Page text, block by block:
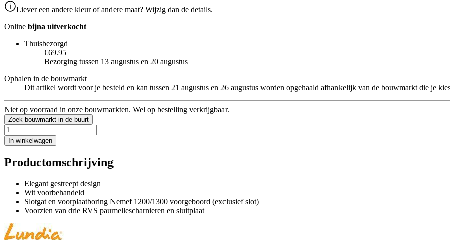
Liever een andere kleur of andere maat? Wijzig dan de details.
Online bijna uitverkocht
Thuisbezorgd
€69.95
Bezorging tussen 13 augustus en 20 augustus
Ophalen in de bouwmarkt
Dit artikel wordt voor je besteld en kan tussen 21 augustus en 26 augustus worden opgehaald afhankelijk van de bouwmarkt die je
Niet op voorraad in onze bouwmarkten. Wel op bestelling verkrijgbaar.
Zoek bouwmarkt in de buurt
In winkelwagen
Productomschrijving
Elegant gestreept design
Wit voorbehandeld
Slotgat en voorplaatboring Nemef 1200/1300 voorgeboord (exclusief slot)
Voorzien van drie RVS paumellescharnieren en sluitplaat